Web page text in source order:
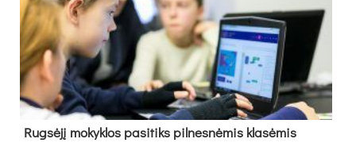
Rug­sė­jį mo­kyk­los pa­si­tiks pil­nes­nė­mis kla­sė­mis